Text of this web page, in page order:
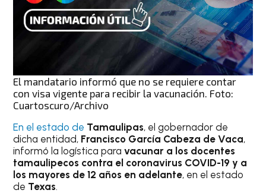
El mandatario informó que no se requiere contar
con visa vigente para recibir la vacunación. Foto:
Cuartoscuro/Archivo
En el estado de Tamaulipas, el gobernador de
dicha entidad, Francisco García Cabeza de Vaca,
informó la logística paravacunar a los docentes
tamaulipecos contra el coronavirus COVID-19 y a
los mayores de 12 años en adelante, en el estado
de Texas.